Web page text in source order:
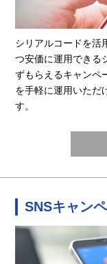
シリアルコードを活
つ安価に運用できる
ずもらえるキャンペ
を手軽に運用いただ
す。
SNSキャン